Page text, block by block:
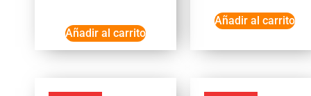
Añadir al carrito
Añadir al carrito